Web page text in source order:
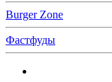
Burger Zone
Фастфуды